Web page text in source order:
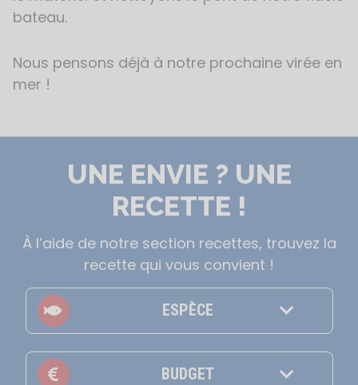
bateau.
Nous pensons déjà à notre prochaine virée en
mer !
UNE ENVIE ? UNE
RECETTE !
À l’aide de notre section recettes, trouvez la
recette qui vous convient !
ESPÈCE
BUDGET